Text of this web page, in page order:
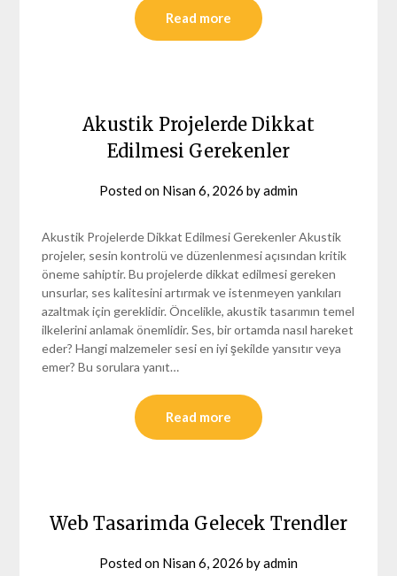
Read more
Akustik Projelerde Dikkat
Edilmesi Gerekenler
Posted on Nisan 6, 2026 byadmin
Akustik Projelerde Dikkat Edilmesi Gerekenler Akustik
projeler, sesin kontrolü ve düzenlenmesi açısından kritik
öneme sahiptir. Bu projelerde dikkat edilmesi gereken
unsurlar, ses kalitesini artırmak ve istenmeyen yankıları
azaltmak için gereklidir. Öncelikle, akustik tasarımın temel
ilkelerini anlamak önemlidir. Ses, bir ortamda nasıl hareket
eder? Hangi malzemeler sesi en iyi şekilde yansıtır veya
emer? Bu sorulara yanıt…
Read more
Web Tasarimda Gelecek Trendler
Posted on Nisan 6, 2026 byadmin